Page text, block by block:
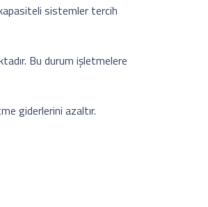
sistemler tercih
Bu durum işletmelere
giderlerini azaltır.